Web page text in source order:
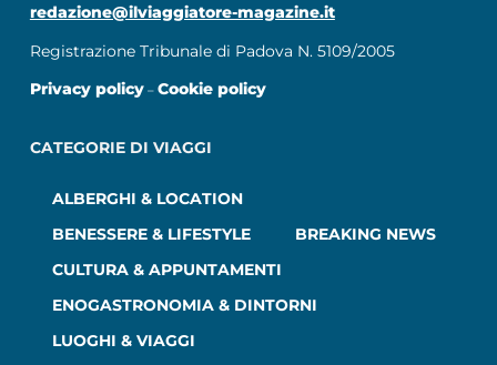
redazione@ilviaggiatore-magazine.it
Registrazione Tribunale di Padova N. 5109/2005
Privacy policy– Cookie policy
CATEGORIE DI VIAGGI
ALBERGHI & LOCATION
BENESSERE & LIFESTYLE
BREAKING NEWS
CULTURA & APPUNTAMENTI
ENOGASTRONOMIA & DINTORNI
LUOGHI & VIAGGI